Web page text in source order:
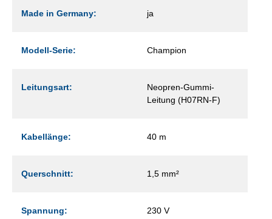
Made in Germany: ja
Modell-Serie: Champion
Leitungsart:
Neopren-Gummi-
Leitung (H07RN-F)
Kabellänge: 40 m
Querschnitt: 1,5 mm²
Spannung: 230 V